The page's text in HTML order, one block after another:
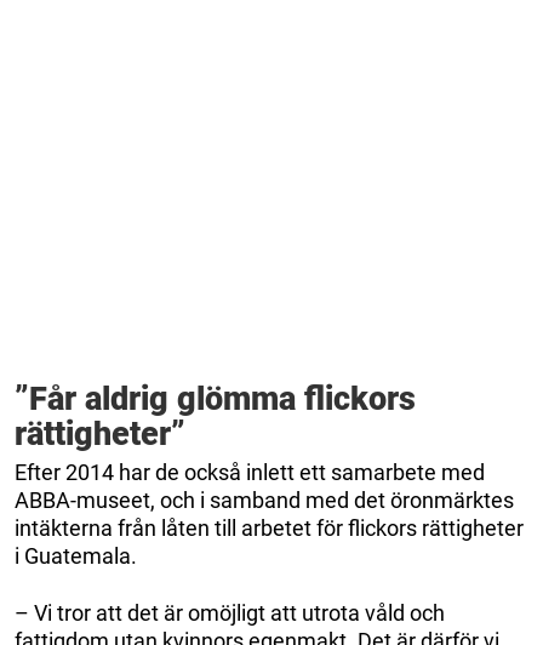
”Får aldrig glömma flickors
rättigheter”
Efter 2014 har de också inlett ett samarbete med
ABBA-museet, och i samband med det öronmärktes
intäkterna från låten till arbetet för flickors rättigheter
i Guatemala.
– Vi tror att det är omöjligt att utrota våld och